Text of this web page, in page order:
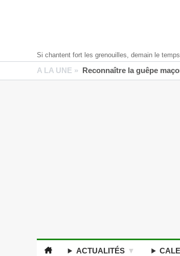
Si chantent fort les grenouilles, demain le
A LA UNE » Reconnaître la guêpe
ACTUALITÉS